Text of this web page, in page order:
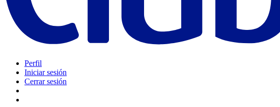
Perfil
Iniciar sesión
Cerrar sesión